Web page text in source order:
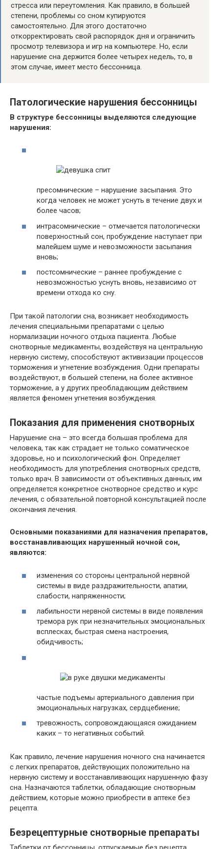
стресса или переутомления. Как правило, в большей
степени, проблемы со сном купируются
самостоятельно. Для этого достаточно
откорректировать свой распорядок дня и ограничить
просмотр телевизора и игр на компьютере. Но, если
нарушение сна держится более четырех недель, то, в
этом случае, имеет место бессонница.
Патологические нарушения бессонницы
В структуре бессонницы выделяются следующие
нарушения:
пресомнические – нарушение засыпания. Это
когда человек не может уснуть в течение двух и
более часов;
интрасомнические – отмечается патологически
поверхностный сон, пробуждение наступает при
малейшем шуме и невозможности засыпания
вновь;
постсомнические – раннее пробуждение с
невозможностью уснуть вновь, независимо от
времени отхода ко сну.
При такой патологии сна, возникает необходимость
лечения специальными препаратами с целью
нормализации ночного отдыха пациента. Любые
снотворные медикаменты, воздействуя на центральную
нервную систему, способствуют активизации процессов
торможения и угнетение возбуждения. Одни препараты
воздействуют, в большей степени, на более активное
торможение, а у других преобладающим действием
является феномен угнетения возбуждения.
Показания для применения снотворных
Нарушение сна – это всегда большая проблема для
человека, так как страдает не только соматическое
здоровье, но и психологический фон. Определяет
необходимость для употребления снотворных средств,
только врач. В зависимости от объективных данных, им
определяется конкретное снотворное средство и курс
лечения, с обязательной повторной консультацией после
окончания лечения.
Основными показаниями для назначения препаратов,
восстанавливающих нарушенный ночной сон,
являются:
изменения со стороны центральной нервной
системы в виде раздражительности, апатии,
слабости, напряженности;
лабильности нервной системы в виде появления
тремора рук при незначительных эмоциональных
всплесках, быстрая смена настроения,
обидчивость;
частые подъемы артериального давления при
эмоциональных нагрузках, сердцебиение;
тревожность, сопровождающаяся ожиданием
каких – то негативных событий.
Как правило, лечение нарушения ночного сна начинается
с легких препаратов, действующих положительно на
нервную систему и восстанавливающих нарушенную фазу
сна. Назначаются таблетки, обладающие снотворным
действием, которые можно приобрести в аптеке без
рецепта.
Безрецептурные снотворные препараты